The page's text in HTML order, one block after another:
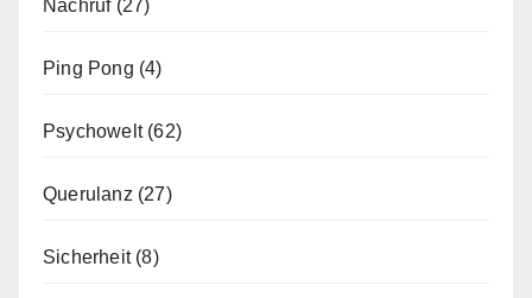
Nachruf(27)
Ping Pong (4)
Psychowelt(62)
Querulanz (27)
Sicherheit(8)